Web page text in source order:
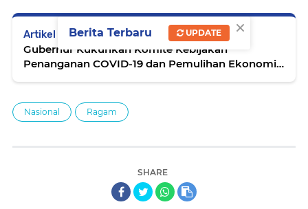
Artikel Selanjutnya
Gubernur Kukuhkan Komite Kebijakan
Penanganan COVID-19 dan Pemulihan Ekonomi
Nasional Ragam
SHARE
×
Berita Terbaru UPDATE